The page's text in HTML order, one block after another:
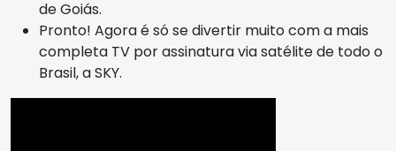
de Goiás.
Pronto! Agora é só se divertir muito com a mais
completa TV por assinatura via satélite de todo o
Brasil, a SKY.